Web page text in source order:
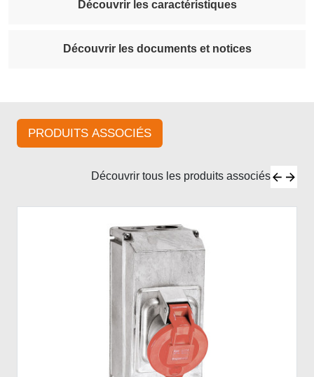
Découvrir les caractéristiques
Découvrir les documents et notices
PRODUITS ASSOCIÉS
Découvrir tous les produits associés